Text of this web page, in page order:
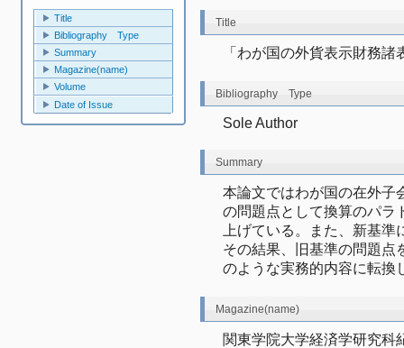
Title
Bibliography Type
Summary
Magazine(name)
Volume
Date of Issue
Title
「わが国の外貨表示財務諸
Bibliography Type
Sole Author
Summary
本論文ではわが国の在外子
の問題点として換算のパラ
上げている。また、新基
その結果、旧基準の問題点
のような実務的内容に転換
Magazine(name)
関東学院大学経済学研究科